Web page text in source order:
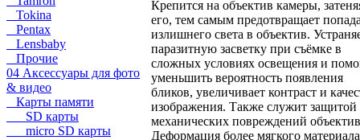
Tokina
Pentax
Lensbaby
Прочие
04 Аксессуары для фото
& видео
Карты памяти
SD карты
micro SD карты
Крепится на объектив камеры,
его, тем самым предотвращает
излишнего света в объектив.
паразитную засветку при съёмке в
сложных условиях освещения и
уменьшить вероятность появления
бликов, увеличивает контраст и
изображения. Также служит защитой
механических повреждений
Деформация более мягкого материала